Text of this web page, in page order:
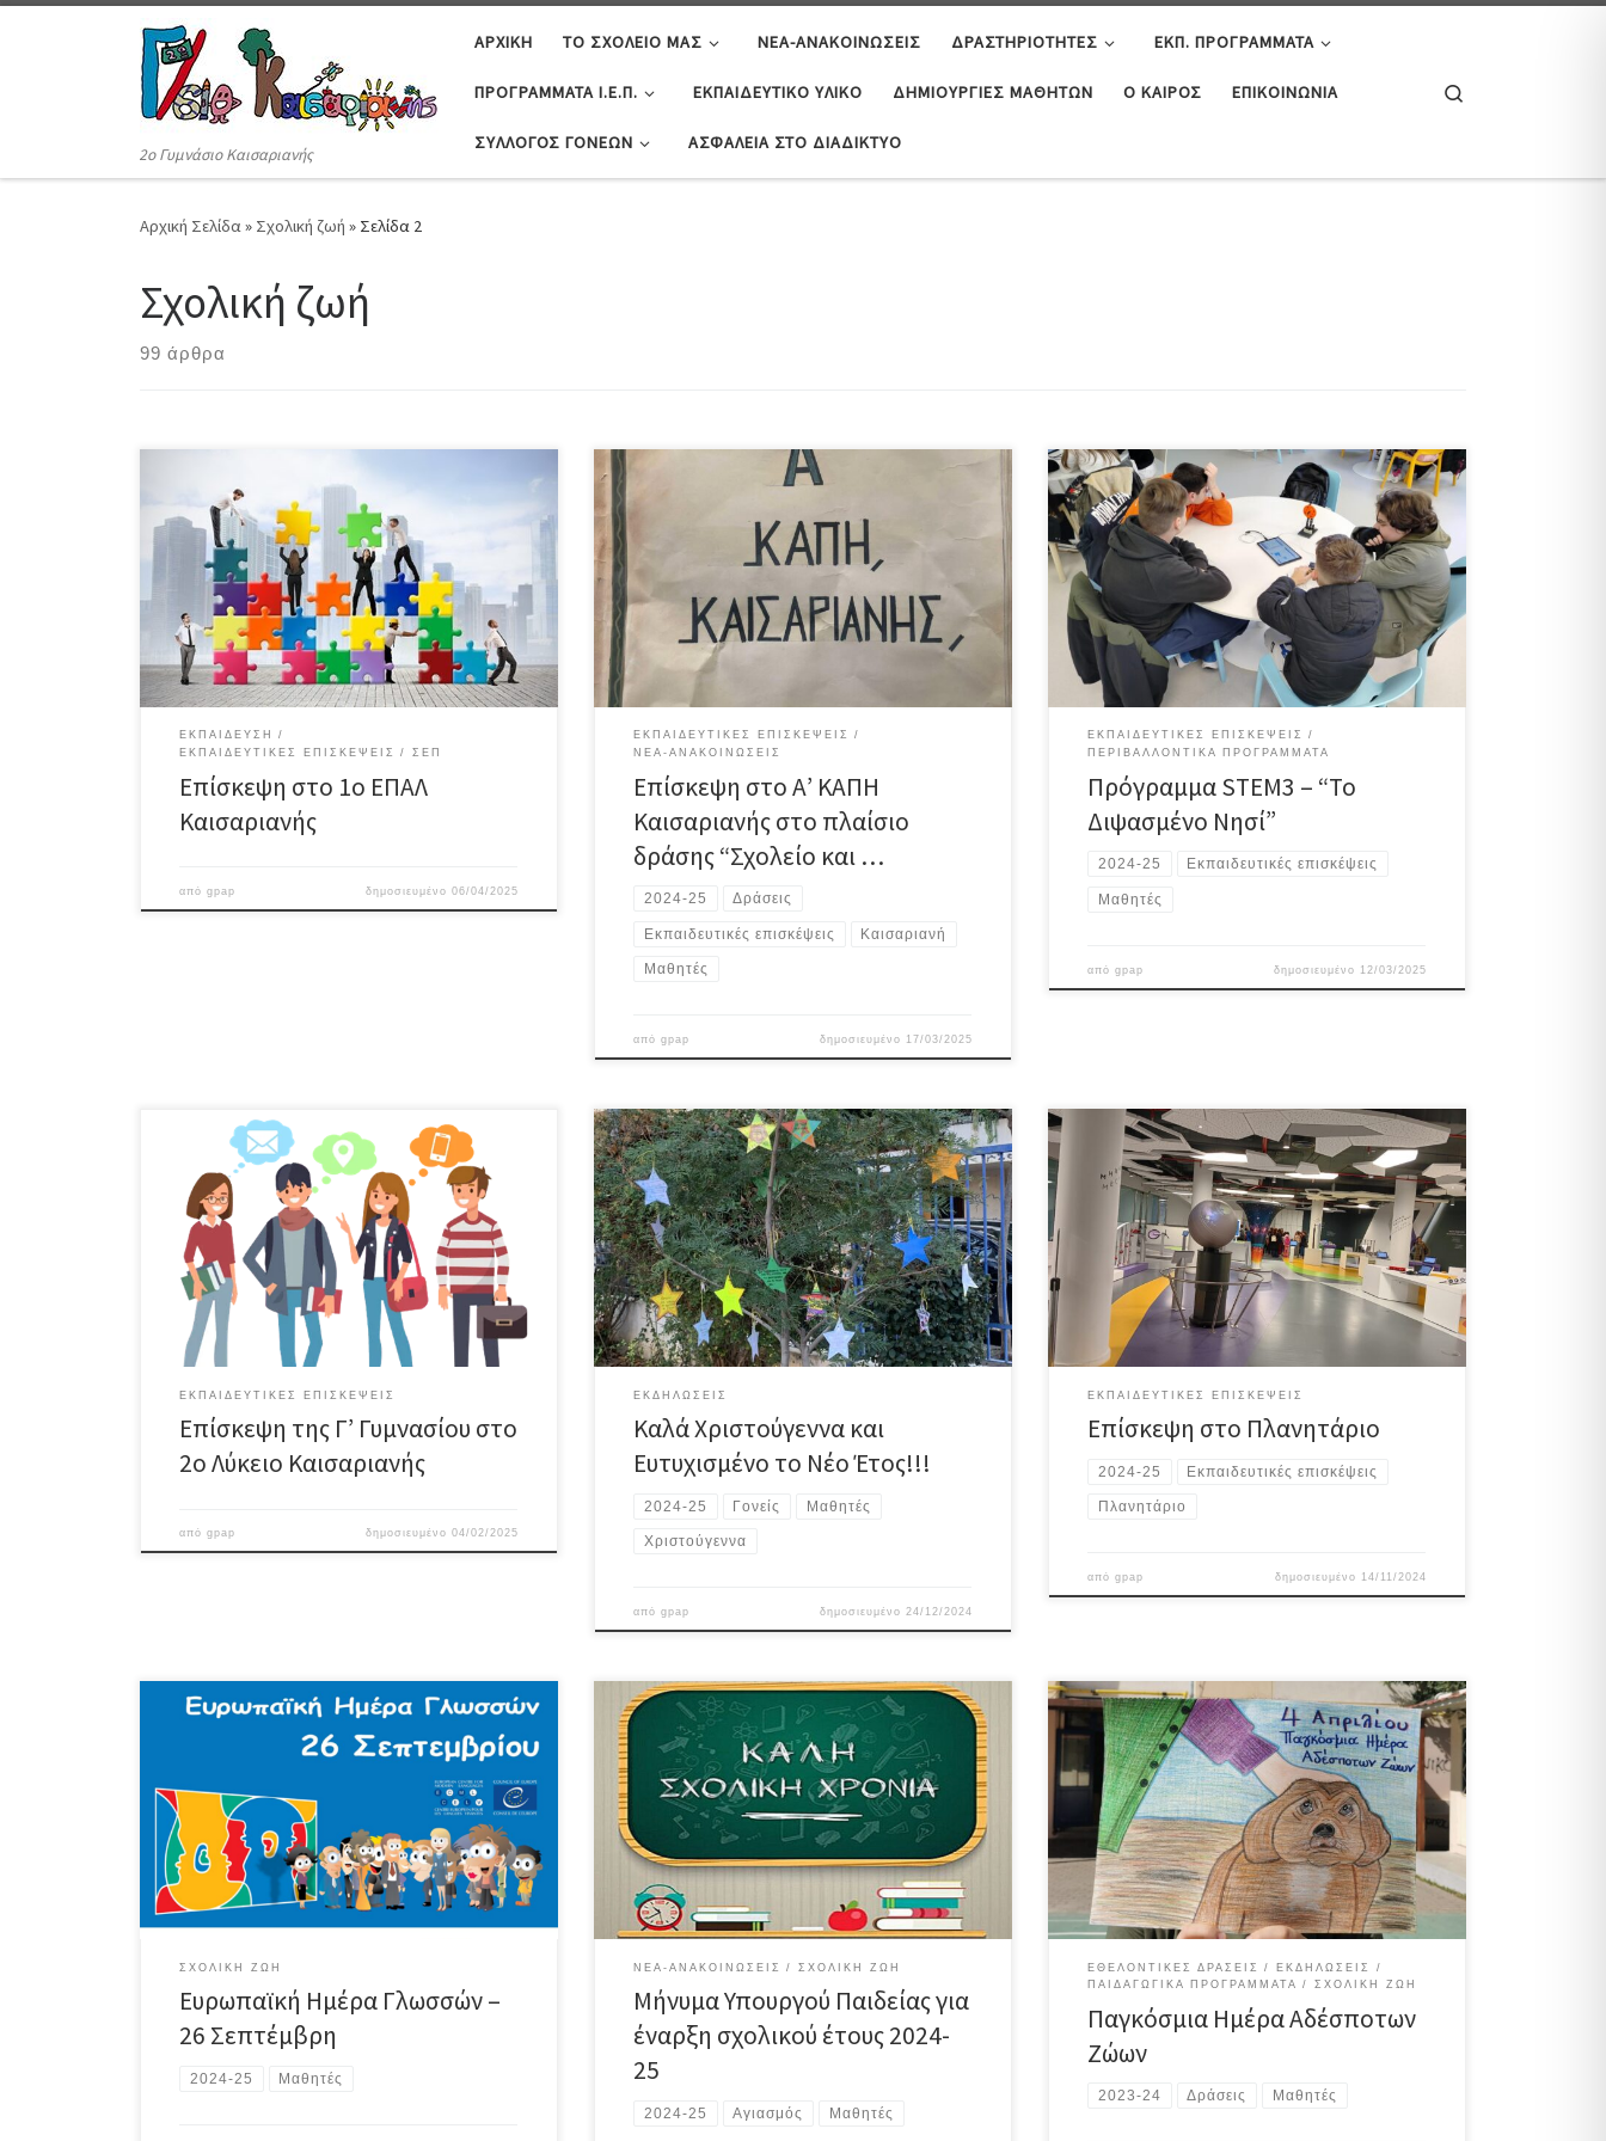
Μετάβαση στο περιεχόμενο
2ο Γυμνάσιο Καισαριανής
ΑΡΧΙΚΉ ΤΟ ΣΧΟΛΕΊΟ ΜΑΣ ΝΈΑ-ΑΝΑΚΟΙΝΏΣΕΙΣ ΔΡΑΣΤΗΡΙΌΤΗΤΕΣ ΕΚΠ. ΠΡΟΓΡΆΜΜΑΤΑ
ΠΡΟΓΡΆΜΜΑΤΑ Ι.Ε.Π. ΕΚΠΑΙΔΕΥΤΙΚΌ ΥΛΙΚΌ ΔΗΜΙΟΥΡΓΊΕΣ ΜΑΘΗΤΏΝ Ο ΚΑΙΡΌΣ ΕΠΙΚΟΙΝΩΝΊΑ
ΣΎΛΛΟΓΟΣ ΓΟΝΈΩΝ ΑΣΦΆΛΕΙΑ ΣΤΟ ΔΙΑΔΊΚΤΥΟ
Αρχική Σελίδα» Σχολική ζωή » Σελίδα 2
Σχολική ζωή
99 άρθρα
Την Τετάρτη 26 Μαρτίου 2025, οι μαθητές της Γ’
Γυμνασίου επισκέφθηκαν το 1οΕΠΑΛ Καισαριανής
προκειμένου να ενημερωθούν για τις επιλογές
τηςεπαγγελματικής εκπαίδευσης, μετά το
Γυμνάσιο.Κατά την άφιξή τους, υποδέχτηκαν τους
μαθητές και τους συνοδούς καθηγητέςεκπαιδευτικοί
του σχολείου, οι οποίοι παρουσίασαν τη δομή και τη
λειτουργία τουΕΠΑΛ. Στη συνέχεια,
πραγματοποιήθηκε ξενάγηση […]
ΕΚΠΑΊΔΕΥΣΗ
ΕΚΠΑΙΔΕΥΤΙΚΈΣ ΕΠΙΣΚΈΨΕΙΣ
ΣΕΠ
Επίσκεψη στο 1ο ΕΠΑΛ
Καισαριανής
απόgpap δημοσιευμένο 06/04/2025
Στο πλαίσιο δράσης “Σχολείο και Κοινωνία” το
σχολείο μας ,με τη χορευτική ομάδα του σχολείου και
καθηγητές, οργάνωσε μια επίσκεψη στο Α‘ ΚΑΠΗ
Καισαριανής. Μας υποδέχθηκαν με χαμόγελα και
κεράσματα στον όμορφα διακοσμημένο και ζεστό
χώρο τους. Στη συνέχεια οι μαθητές άκουσαν
προσεχτικά από την υπεύθυνη των ΚΑΠΗ Καισαριανής
κα. […]
ΕΚΠΑΙΔΕΥΤΙΚΈΣ ΕΠΙΣΚΈΨΕΙΣ
ΝΈΑ-ΑΝΑΚΟΙΝΏΣΕΙΣ
Επίσκεψη στο Α’ ΚΑΠΗ
Καισαριανής στο πλαίσιο
δράσης “Σχολείο και …
2024-25 Δράσεις
Εκπαιδευτικές επισκέψεις Καισαριανή
Μαθητές
απόgpap δημοσιευμένο 17/03/2025
Οι μαθητές της Α’ Γυμνασίου του σχολείου μας στις 6
/3/2025 πραγματοποίησαν επίσκεψη στο Μουσείο
Φυσικής Ιστορίας Γουλανδρή προκειμένου να
συμμετάσχουν σε πρόγραμμα stem3 με τίτλο «Το
διψασμένο νησί»Κύριος στόχος της Δραστηριότητας
STEM3 ήταν να κατανοήσουν οι μαθητές του
Γυμνασίου ότι, στις περιοχές όπου η βροχόπτωση
είναι ελάχιστη ή ανύπαρκτη, […]
ΕΚΠΑΙΔΕΥΤΙΚΈΣ ΕΠΙΣΚΈΨΕΙΣ
ΠΕΡΙΒΑΛΛΟΝΤΙΚΆ ΠΡΟΓΡΆΜΜΑΤΑ
Πρόγραμμα STEM3 – “Το
Διψασμένο Νησί”
2024-25 Εκπαιδευτικές επισκέψεις
Μαθητές
απόgpap δημοσιευμένο 12/03/2025
Την Παρασκευή, 24 Ιανουαρίου 2024, κατά την 7η
διδακτική ώρα, οι μαθητές της Γ’ Γυμνασίου
επισκέφθηκαν το 2ο Λύκειο Καισαριανής για μια πρώτη
γνωριμία με το νέο περιβάλλον που θα αποτελέσει το
επόμενο στάδιο της εκπαιδευτικής τους πορείας.Στην
παρουσίαση που πραγματοποιήθηκε από την
Διευθύντρια του 2ου ΓΕΛ Καισαριανής έγινε λόγος […]
ΕΚΠΑΙΔΕΥΤΙΚΈΣ ΕΠΙΣΚΈΨΕΙΣ
Επίσκεψη της Γ’ Γυμνασίου στο
2ο Λύκειο Καισαριανής
απόgpap δημοσιευμένο 04/02/2025
Ας είναι αυτές οι γιορτές γεμάτες αγάπη, ειρήνη,
πολλά χαμόγελα και όμορφες στιγμές με τους
αγαπημένους σας!Καλά Χριστούγεννα και Ευτυχισμένο
το Νέο Έτος!!!
ΕΚΔΗΛΏΣΕΙΣ
Καλά Χριστούγεννα και
Ευτυχισμένο το Νέο Έτος!!!
2024-25 Γονείς Μαθητές
Χριστούγεννα
απόgpap δημοσιευμένο 24/12/2024
Στις 13 Νοεμβρίου 2024, οι μαθητές της Γ’ Γυμνασίου
πραγματοποίησαν μια εκπαιδευτική επίσκεψη στο
Πλανητάριο. Στη διάρκεια της επίσκεψής τους,
παρακολούθησαν την παρουσίαση «Η Ιστορία της
Γης». Μέσα από πλούσια γραφικά και σύγχρονα
οπτικοακουστικά μέσα, οι μαθητές ταξίδεψαν πίσω
στον χρόνο και παρακολούθησαν την εξέλιξη του
πλανήτη μας, από τη […]
ΕΚΠΑΙΔΕΥΤΙΚΈΣ ΕΠΙΣΚΈΨΕΙΣ
Επίσκεψη στο Πλανητάριο
2024-25 Εκπαιδευτικές επισκέψεις
Πλανητάριο
απόgpap δημοσιευμένο 14/11/2024
Το τμήμα Γ3 του σχολείου μας συμμετέχει στο
διαγωνισμό Γλώσσες για την Ειρήνη με την δημιουργία
μιας αφίσας. Ο διαγωνισμό αποτελεί μία πρωτοβουλία
του Συμβούλιο της Ευρώπης μαζί με την Ευρωπαϊκή
Επιτροπή. Το μήνυμα των μαθητών μας: Οι γλώσσες
αποτελούν ένα ισχυρό εργαλείο σύνδεσης μεταξύ των
λαών. Μέσω αυτών εκφράζουμε […]
ΣΧΟΛΙΚΉ ΖΩΉ
Ευρωπαϊκή Ημέρα Γλωσσών –
26 Σεπτέμβρη
2024-25 Μαθητές
ΝΈΑ-ΑΝΑΚΟΙΝΏΣΕΙΣ ΣΧΟΛΙΚΉ ΖΩΉ
Μήνυμα Υπουργού Παιδείας για
έναρξη σχολικού έτους 2024-
25
2024-25 Αγιασμός Μαθητές
«Όλα τα ζώα γεννιούνται με ίσα δικαιώματα στη ζωή
και στη δυνατότητα ύπαρξης» Οικουμενική Διακήρυξη
των Δικαιωμάτων των Ζώων Η Παγκόσμια Ημέρα
Αδεσπότων Ζώων καθιερώθηκε με πρωτοβουλία των
ολλανδικών φιλοζωικών οργανώσεων το 2010 για την
ευαισθητοποίηση της διεθνούς κοινότητας σχετικά με
την τύχη των 600 εκατομμυρίων αδέσποτων ζώων
που υπολογίζεται […]
ΕΘΕΛΟΝΤΙΚΈΣ ΔΡΆΣΕΙΣ
ΕΚΔΗΛΏΣΕΙΣ
ΠΑΙΔΑΓΩΓΙΚΆ ΠΡΟΓΡΆΜΜΑΤΑ
ΣΧΟΛΙΚΉ ΖΩΉ
Παγκόσμια Ημέρα Αδέσποτων
Ζώων
2023-24 Δράσεις Μαθητές